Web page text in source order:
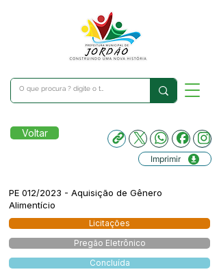
Voltar
Imprimir
PE 012/2023 - Aquisição de Gênero
Alimentício
Licitações
Pregão Eletrônico
Concluída